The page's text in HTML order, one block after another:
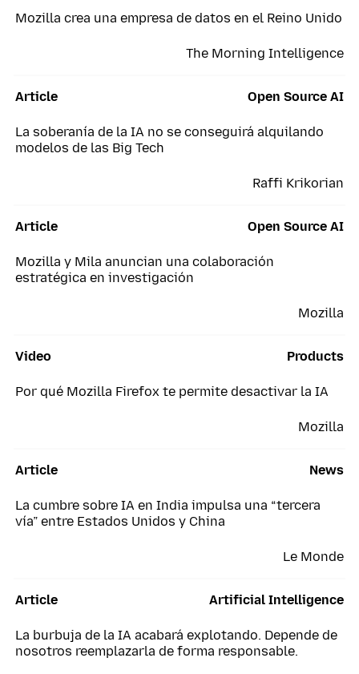
The Morning Intelligence
Mozilla crea una empresa de datos en el Reino Unido
Article
Raffi Krikorian
Open Source AI
La soberanía de la IA no se conseguirá alquilando
modelos de las Big Tech
Article
Mozilla
Open Source AI
Mozilla y Mila anuncian una colaboración
estratégica en investigación
Video
Mozilla
Products
Por qué Mozilla Firefox te permite desactivar la IA
Article
Le Monde
News
La cumbre sobre IA en India impulsa una “tercera
vía” entre Estados Unidos y China
Article Artificial Intelligence
La burbuja de la IA acabará explotando. Depende de
nosotros reemplazarla de forma responsable.